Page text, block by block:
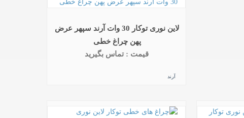
لاین نوری توکار 30 وات آرند سپهر عرض
پهن چراغ خطی
قیمت : تماس بگیرید
آرند